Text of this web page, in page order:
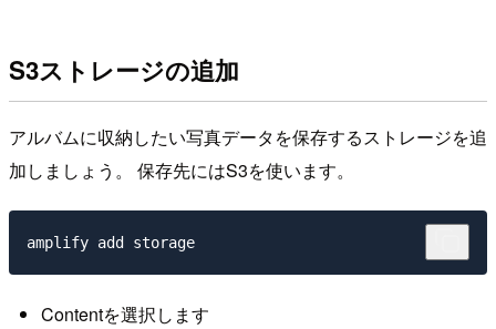
S3ストレージの追加
アルバムに収納したい写真データを保存するストレージを追
加しましょう。 保存先にはS3を使います。
Contentを選択します